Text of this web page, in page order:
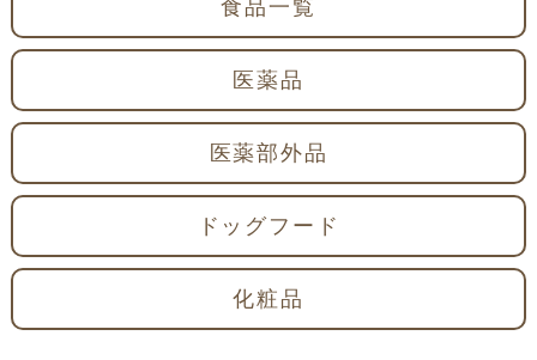
食品一覧
医薬品
医薬部外品
ドッグフード
化粧品